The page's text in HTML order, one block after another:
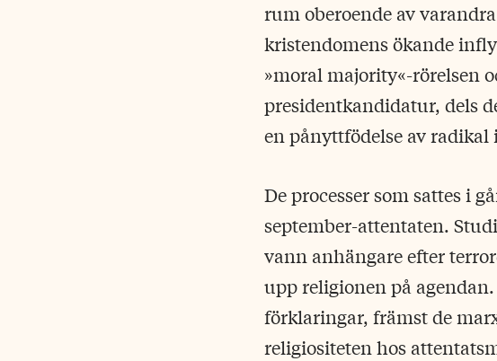
rum oberoende av
kristendomens ökande
»moral majority«-­rörelsen
presidentkandidatur, dels
en pånyttfödelse av
De processer som sattes i
september-attentaten.
vann anhängare efter
upp religionen på
förklaringar, främst de
religiositeten hos